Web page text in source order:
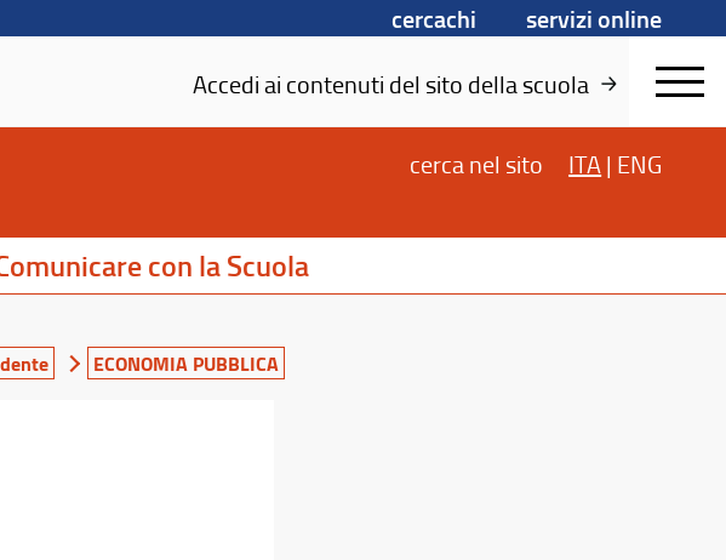
cercachi
servizi online
Accedi ai contenuti del sito della scuola
cerca nel sito ITA | ENG
con la Scuola
ECONOMIA PUBBLICA